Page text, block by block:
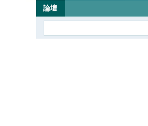
論壇